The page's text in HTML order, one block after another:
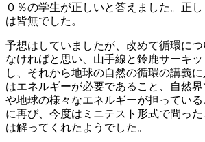
０％の学生が正しいと答えました。正
は皆無でした。
予想はしていましたが、改めて循環に
なければと思い、山手線と鈴鹿サーキ
し、それから地球の自然の循環の講義
はエネルギーが必要であること、自然
や地球の様々なエネルギーが担ってい
に再び、今度はミニテスト形式で問っ
は解ってくれたようでした。